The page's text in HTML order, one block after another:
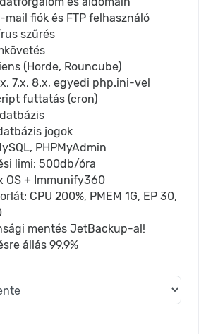
mail fiók és FTP felhasználó
szűrés
(Horde, Rouncube)
7.x, 8.x, egyedi php.ini-vel
futtatás (cron)
jogok
PHPMyAdmin
limi: 500db/óra
OS + Immunify360
CPU 200%, PMEM 1G, EP 30,
mentés JetBackup-al!
állás 99,9%